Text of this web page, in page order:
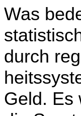
Was
durch
Geld. Es